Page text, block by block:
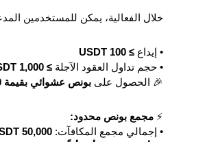
خلال الفعالية، يمكن للمستخدمين
• إيداع ≥ 100 USDT
• حجم تداول العقود الآجلة ≥ 1,000 USDT
🎉 الحصول على بونص عشوائي بقيمة
⚡ مجمع بونص محدود:
• إجمالي مجمع المكافآت: